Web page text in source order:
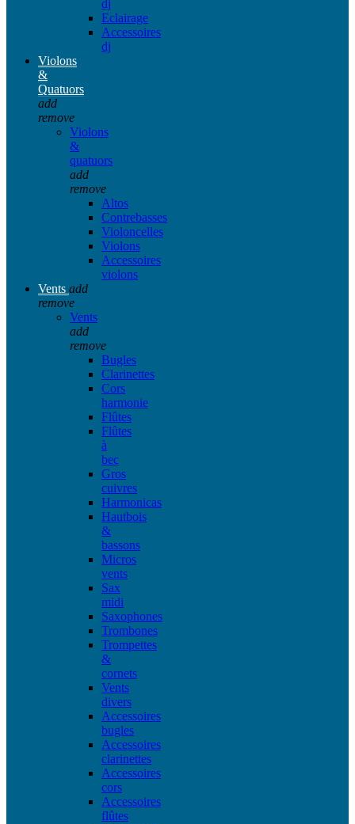
dj
Eclairage
Accessoires
dj
Violons
&
Quatuors
add
remove
Violons
&
quatuors
add
remove
Altos
Contrebasses
Violoncelles
Violons
Accessoires
violons
Vents add
remove
Vents
add
remove
Bugles
Clarinettes
Cors
harmonie
Flûtes
Flûtes
à
bec
Gros
cuivres
Harmonicas
Hautbois
&
bassons
Micros
vents
Sax
midi
Saxophones
Trombones
Trompettes
&
cornets
Vents
divers
Accessoires
bugles
Accessoires
clarinettes
Accessoires
cors
Accessoires
flûtes